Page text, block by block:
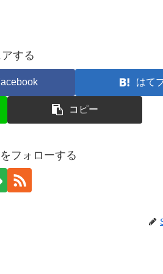
する
はて
コピー
フォローする